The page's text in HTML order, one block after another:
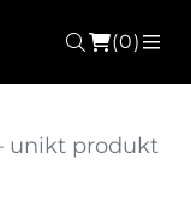
(0)
unikt produkt